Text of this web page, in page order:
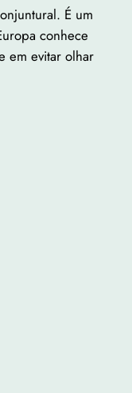
É um
conhece
em evitar olhar